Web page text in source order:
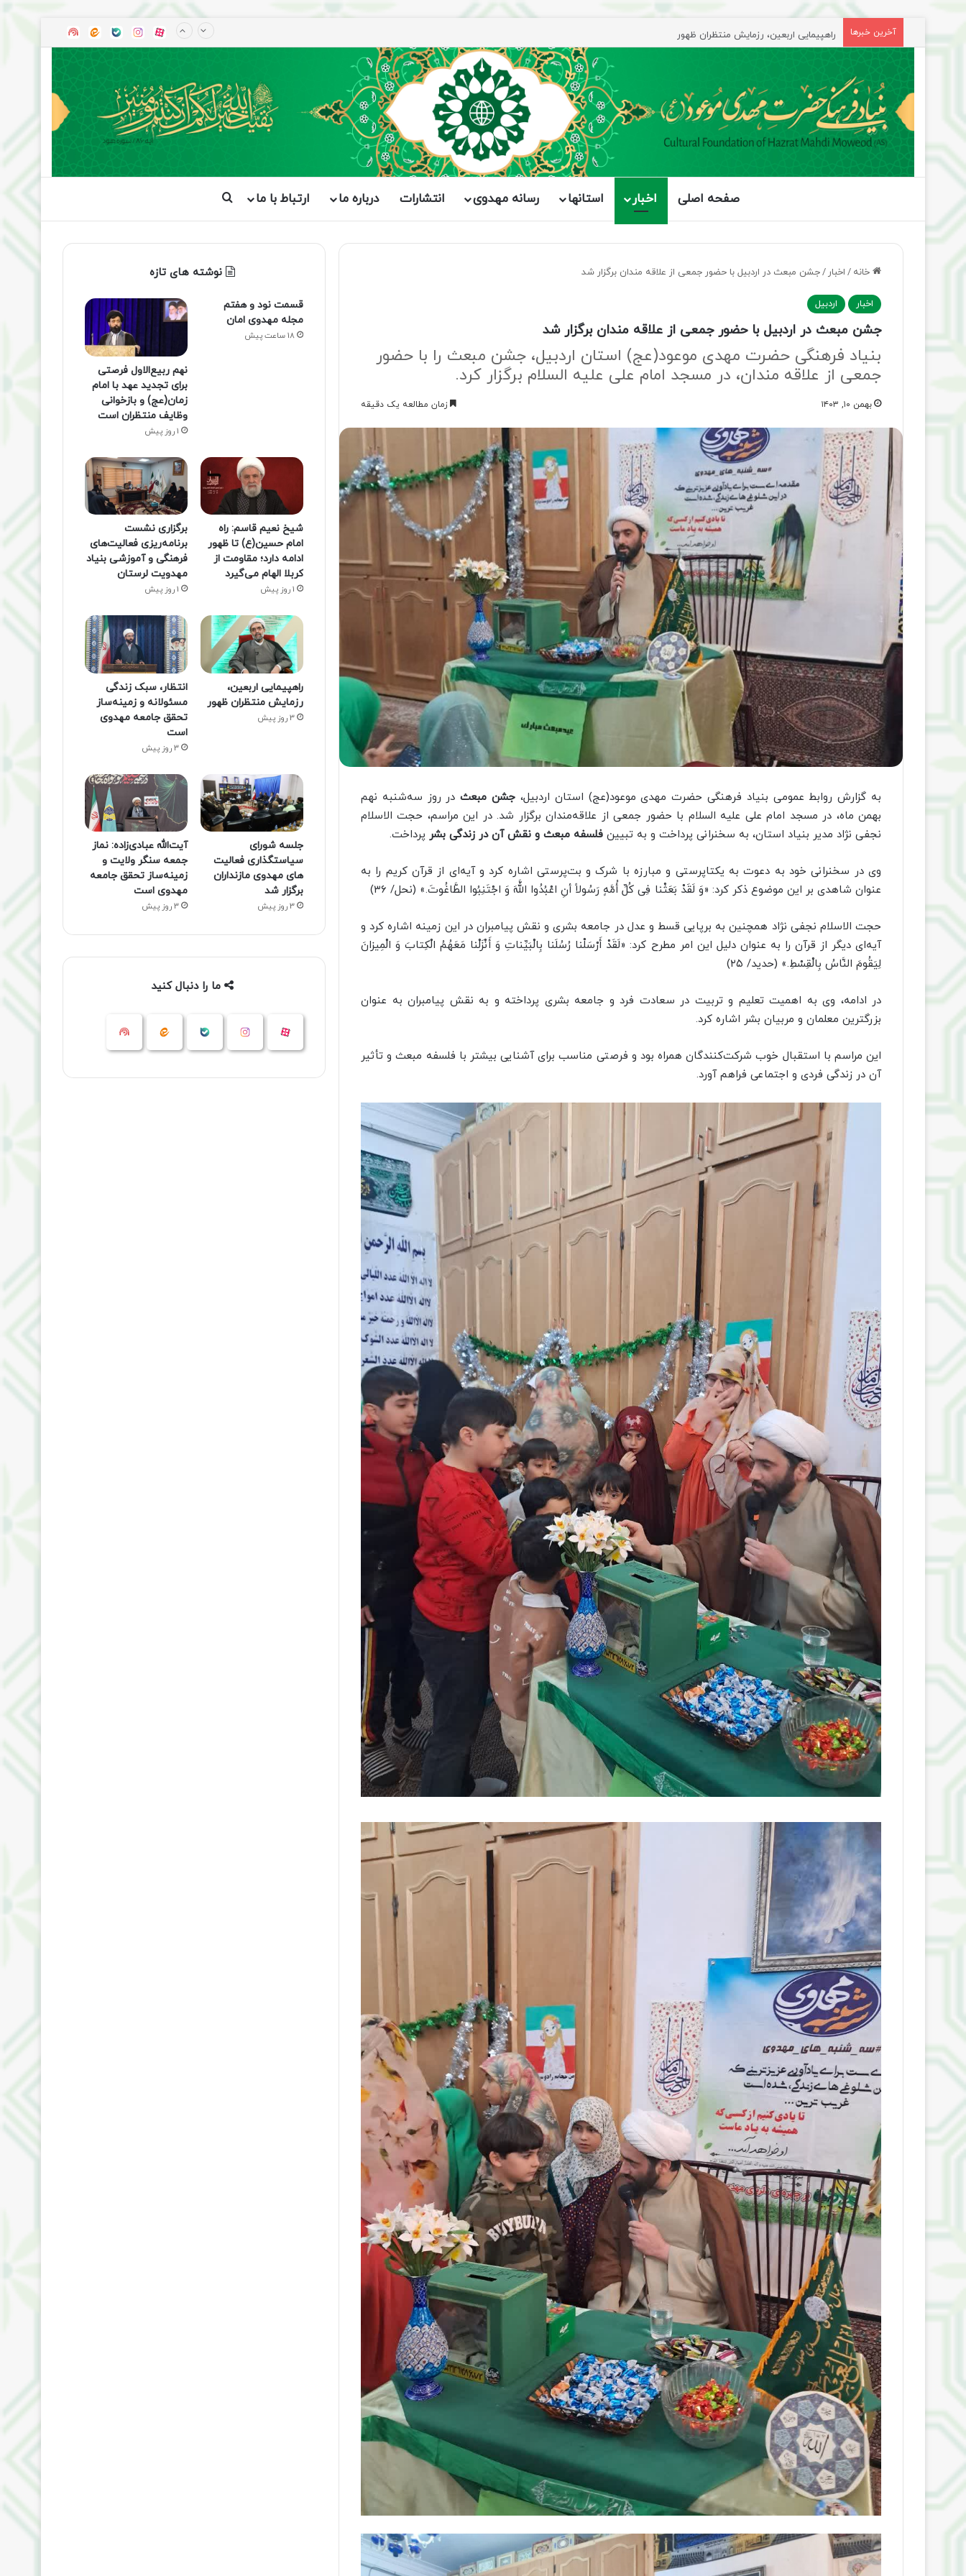
آخرین خبرها راهپیمایی اربعین، رزمایش منتظران ظهور آپاراتاینستاگرام
بله ایتا
صفحه اصلی اخبار استانها رسانه مهدوی انتشارات درباره ما ارتباط با ما جستجو برای
خانه / اخبار /جشن مبعث در اردبیل با حضور جمعی از علاقه مندان برگزار شد
اخبار اردبیل
جشن مبعث در اردبیل با حضور جمعی از علاقه مندان برگزار شد
بنیاد فرهنگی حضرت مهدی موعود(عج) استان اردبیل، جشن مبعث را با حضور
جمعی از علاقه مندان، در مسجد امام علی علیه السلام برگزار کرد.
بهمن ۱۰, ۱۴۰۳ زمان مطالعه یک دقیقه
به گزارش روابط عمومی بنیاد فرهنگی حضرت مهدی موعود(عج) استان اردبیل، جشن مبعثدر روز سه‌شنبه نهم
بهمن ماه، در مسجد امام علی علیه السلام با حضور جمعی از علاقه‌مندان برگزار شد. در این مراسم، حجت الاسلام
نجفی نژاد مدیر بنیاد استان، به سخنرانی پرداخت و به تبیین فلسفه مبعث و نقش آن در زندگی بشر پرداخت.
وی در سخنرانی خود به دعوت به یکتاپرستی و مبارزه با شرک و بت‌پرستی اشاره کرد و آیه‌ای از قرآن کریم را به
عنوان شاهدی بر این موضوع ذکر کرد: «وَ لَقَدْ بَعَثْنا فِی کُلِّ أُمَّهٍ رَسُولاً أنِ اعْبُدُوا اللَّهَ وَ اجْتَنِبُوا الطَّاغُوتَ.» (نحل/ ۳۶)
حجت الاسلام نجفی نژاد همچنین به برپایی قسط و عدل در جامعه بشری و نقش پیامبران در این زمینه اشاره کرد و
آیه‌ای دیگر از قرآن را به عنوان دلیل این امر مطرح کرد: «لَقَدْ أَرْسَلْنا رُسُلَنا بِالْبَیِّناتِ وَ أَنْزَلْنا مَعَهُمُ الْکِتابَ وَ الْمِیزانَ
لِیَقُومَ النَّاسُ بِالْقِسْطِ.» (حدید/ ۲۵)
در ادامه، وی به اهمیت تعلیم و تربیت در سعادت فرد و جامعه بشری پرداخته و به نقش پیامبران به عنوان
بزرگترین معلمان و مربیان بشر اشاره کرد.
این مراسم با استقبال خوب شرکت‌کنندگان همراه بود و فرصتی مناسب برای آشنایی بیشتر با فلسفه مبعث و تأثیر
آن در زندگی فردی و اجتماعی فراهم آورد.
نوشته های تازه
قسمت نود و هفتم
مجله مهدوی امان
18 ساعت پیش
نهم ربیع‌الاول فرصتی
برای تجدید عهد با امام
زمان(عج) و بازخوانی
وظایف منتظران است
1 روز پیش
شیخ نعیم قاسم: راه
امام حسین(ع) تا ظهور
ادامه دارد؛ مقاومت از
کربلا الهام می‌گیرد
1 روز پیش
برگزاری نشست
برنامه‌ریزی فعالیت‌های
فرهنگی و آموزشی بنیاد
مهدویت لرستان
1 روز پیش
راهپیمایی اربعین،
رزمایش منتظران ظهور
3 روز پیش
انتظار، سبک زندگی
مسئولانه و زمینه‌ساز
تحقق جامعه مهدوی
است
3 روز پیش
جلسه شورای
سیاستگذاری فعالیت
های مهدوی مازنداران
برگزار شد
3 روز پیش
آیت‌الله عبادی‌زاده: نماز
جمعه سنگر ولایت و
زمینه‌ساز تحقق جامعه
مهدوی است
3 روز پیش
ما را دنبال کنید
آپارات اینستاگرام ایتا